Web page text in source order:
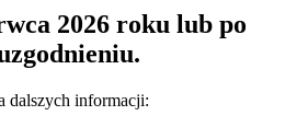
2026 roku lub po
dalszych informacji: